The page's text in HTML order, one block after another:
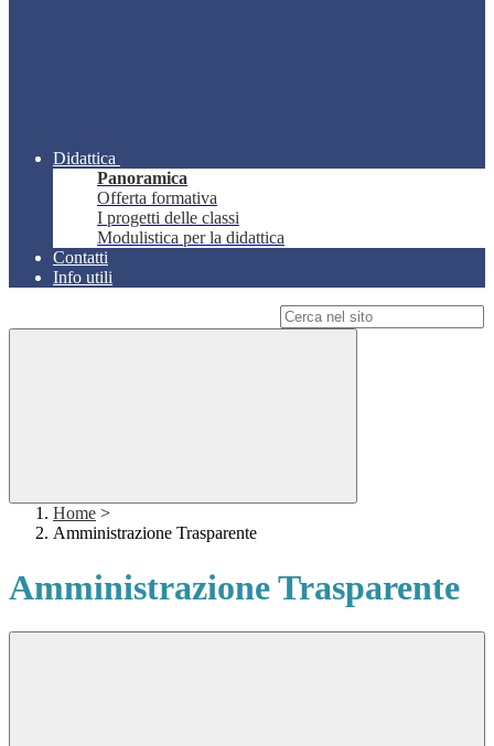
Didattica
Panoramica
Offerta formativa
I progetti delle classi
Modulistica per la didattica
Contatti
Info utili
Home >
Amministrazione Trasparente
Amministrazione Trasparente